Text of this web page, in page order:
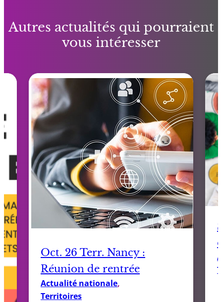
Autres actualités qui pourraient
vous intéresser
Oct. 26 Terr. Nancy :
Réunion de rentrée
Actualité nationale,
Territoires